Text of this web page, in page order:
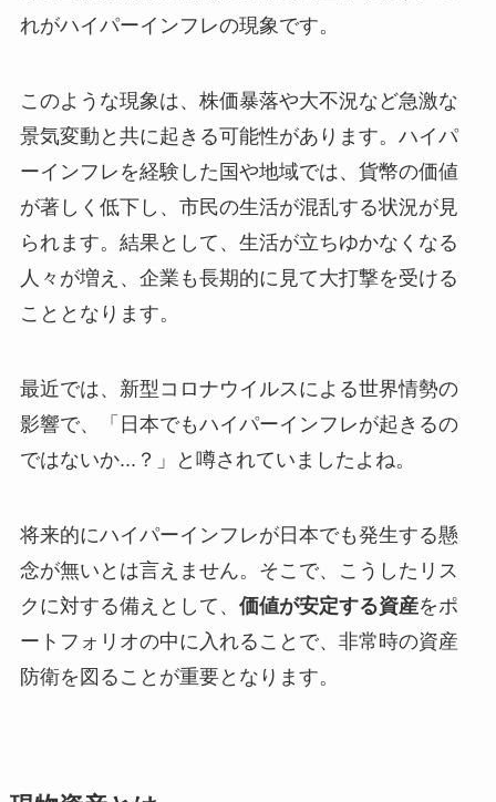
れがハイパーインフレの現象です。
このような現象は、株価暴落や大不況など急激な
景気変動と共に起きる可能性があります。ハイパ
ーインフレを経験した国や地域では、貨幣の価値
が著しく低下し、市民の生活が混乱する状況が見
られます。結果として、生活が立ちゆかなくなる
人々が増え、企業も長期的に見て大打撃を受ける
こととなります。
最近では、新型コロナウイルスによる世界情勢の
影響で、「日本でもハイパーインフレが起きるの
ではないか...？」と噂されていましたよね。
将来的にハイパーインフレが日本でも発生する懸
念が無いとは言えません。そこで、こうしたリス
クに対する備えとして、 価値が安定する資産をポ
ートフォリオの中に入れることで、非常時の資産
防衛を図ることが重要となります。